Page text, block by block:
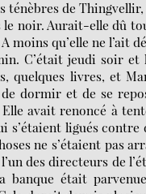
de Thingvellir,
le noir. Aurait-elle dû
qu’elle ne l’ait
C’était jeudi soir et
quelques livres, et
dormir et de se
avait renoncé à
ligués contre
ne s’étaient pas
des directeurs de
banque était